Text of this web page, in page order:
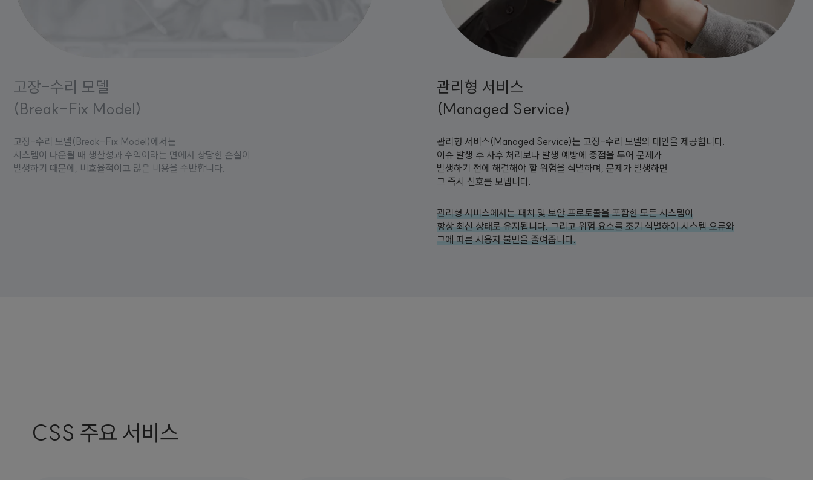
고장-수리 모델
(Break-Fix Model)
고장-수리 모델(Break-Fix Model)에서는
시스템이 다운될 때 생산성과 수익이라는 면에서 상당한 손실이
발생하기 때문에, 비효율적이고 많은 비용을 수반합니다.
관리형 서비스
(Managed Service)
관리형 서비스(Managed Service)는 고장-수리 모델의 대안을 제공합니다.
이슈 발생 후 사후 처리보다 발생 예방에 중점을 두어 문제가
발생하기 전에 해결해야 할 위험을 식별하며, 문제가 발생하면
그 즉시 신호를 보냅니다.
관리형 서비스에서는 패치 및 보안 프로토콜을 포함한 모든 시스템이
항상 최신 상태로 유지됩니다. 그리고 위험 요소를 조기 식별하여 시스템 오류와
그에 따른 사용자 불만을 줄여줍니다.
CSS 주요 서비스